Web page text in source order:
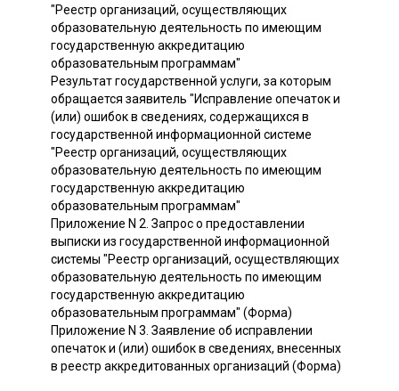
"Реестр организаций, осуществляющих
образовательную деятельность по имеющим
государственную аккредитацию
образовательным программам"
Результат государственной услуги, за которым
обращается заявитель "Исправление опечаток и
(или) ошибок в сведениях, содержащихся в
государственной информационной системе
"Реестр организаций, осуществляющих
образовательную деятельность по имеющим
государственную аккредитацию
образовательным программам"
Приложение N 2. Запрос о предоставлении
выписки из государственной информационной
системы "Реестр организаций, осуществляющих
образовательную деятельность по имеющим
государственную аккредитацию
образовательным программам" (Форма)
Приложение N 3. Заявление об исправлении
опечаток и (или) ошибок в сведениях, внесенных
в реестр аккредитованных организаций (Форма)